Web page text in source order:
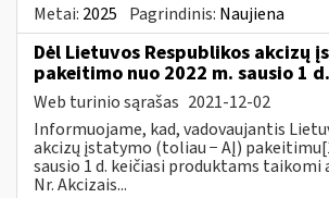
Metai: 2025 Pagrindinis: Naujiena
Dėl Lietuvos Respublikos akcizų
pakeitimo nuo 2022 m. sausio 1 d.
Web turinio sąrašas 2021-12-02
Informuojame, kad, vadovaujantis
akcizų įstatymo (toliau − AĮ)
sausio 1 d. keičiasi produktams taikomi
Nr. Akcizais...